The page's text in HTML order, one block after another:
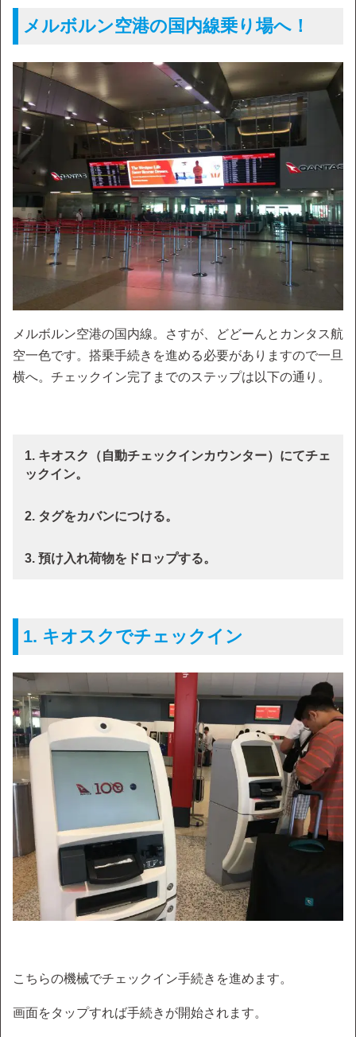
メルボルン空港の国内線乗り場へ！
メルボルン空港の国内線。さすが、どどーんとカンタス航
空一色です。搭乗手続きを進める必要がありますので一旦
横へ。チェックイン完了までのステップは以下の通り。
1. キオスク（自動チェックインカウンター）にてチェ
ックイン。
2. タグをカバンにつける。
3. 預け入れ荷物をドロップする。
1. キオスクでチェックイン
こちらの機械でチェックイン手続きを進めます。
画面をタップすれば手続きが開始されます。